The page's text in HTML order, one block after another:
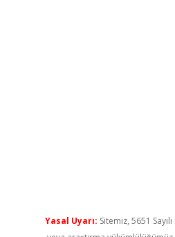
Yasal Uyarı: Sitemiz, 5651